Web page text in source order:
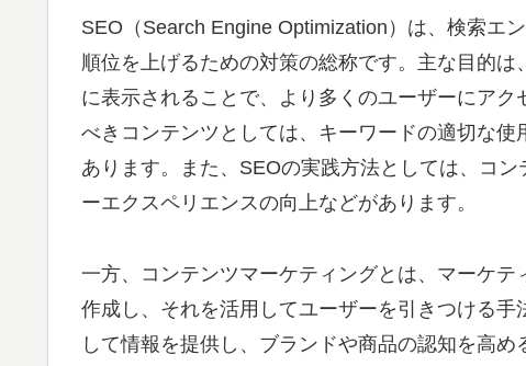
SEO（Search Engine Optimization）は、検索エ
順位を上げるための対策の総称です。主な目的
に表示されることで、より多くのユーザーにア
べきコンテンツとしては、キーワードの適切な
あります。また、SEOの実践方法としては、コ
ーエクスペリエンスの向上などがあります。
一方、コンテンツマーケティングとは、マーケ
作成し、それを活用してユーザーを引きつける
して情報を提供し、ブランドや商品の認知を高